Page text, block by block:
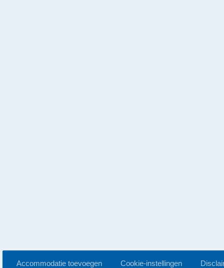
Accommodatie toevoegen Cookie-instellingen